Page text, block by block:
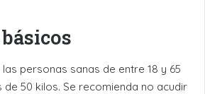
personas sanas de entre 18 y 65
de 50 kilos. Se recomienda no acudir